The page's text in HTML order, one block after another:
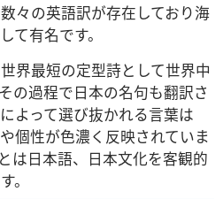
々の英語訳が存在しており海
て有名です。
界最短の定型詩として世界中
の過程で日本の名句も翻訳さ
よって選び抜かれる言葉は
個性が色濃く反映されていま
は日本語、日本文化を客観的
。